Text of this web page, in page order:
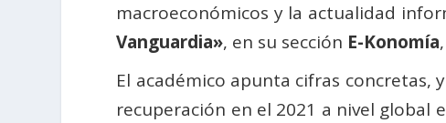
macroeconómicos y la actualidad
Vanguardia», en su sección E-Konomía
El académico apunta cifras concretas,
recuperación en el 2021 a nivel global